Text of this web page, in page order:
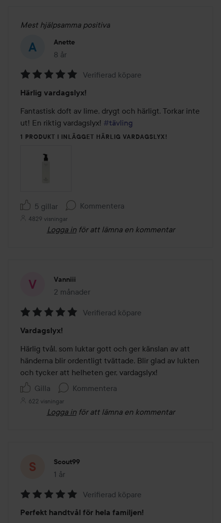
Mest hjälpsamma positiva
Anette
8 år
Inlägget skapades 8 år
5
av
5
Verifierad köpare
Härlig vardagslyx!
Fantastisk doft av lime, drygt och härligt. Torkar inte
ut! En riktig vardagslyx! #tävling
1 PRODUKT I INLÄGGET HÄRLIG VARDAGSLYX!
5 gillar Kommentera
4829 visningar
Logga in för att lämna en kommentar
Vanniii
2 månader
Inlägget skapades 2 månader
5
av
5
Verifierad köpare
Vardagslyx!
Härlig tvål, som luktar gott och ger känslan av att
händerna blir ordentligt tvättade. Blir glad av lukten
och tycker att helheten ger, vardagslyx!
Gilla
Kommentera
622 visningar
Logga in för att lämna en kommentar
Scout99
1 år
Inlägget skapades 1 år
5
Verifierad köpare
Perfekt handtvål för hela familjen!